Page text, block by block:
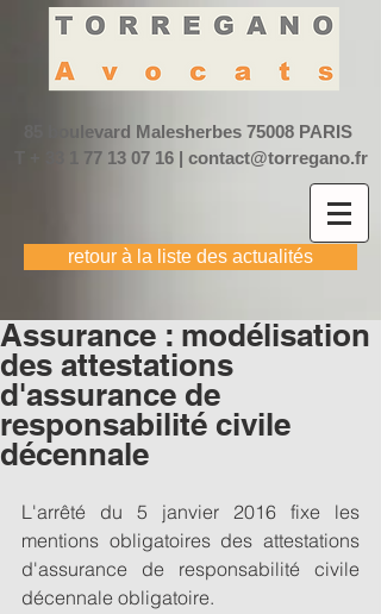
85 boulevard Malesherbes 75008 PARIS
33 1 77 13 07 16| contact@torregano.fr
retour à la liste des actualités
Assurance : modélisation
des attestations
d'assurance de
responsabilité civile
décennale
L'arrêté du 5 janvier 2016 fixe les
mentions obligatoires des attestations
d'assurance de responsabilité civile
décennale obligatoire.